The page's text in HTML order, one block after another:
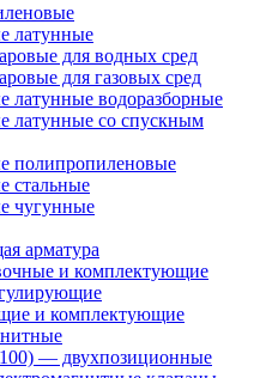
латунные
для водных сред
для газовых сред
латунные водоразборные
латунные со спускным
полипропиленовые
стальные
чугунные
арматура
и комплектующие
и комплектующие
— двухпозиционные